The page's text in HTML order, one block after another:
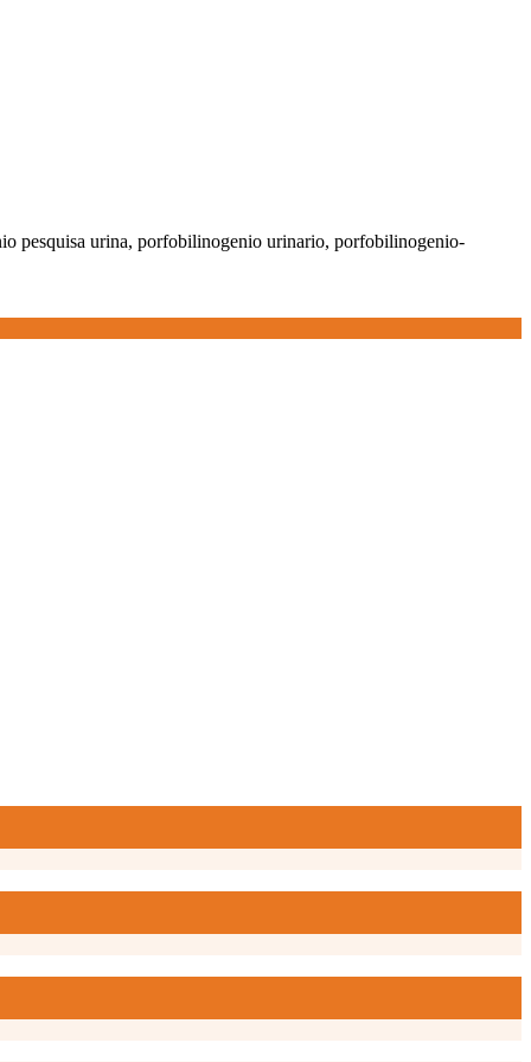
pesquisa urina, porfobilinogenio urinario, porfobilinogenio-